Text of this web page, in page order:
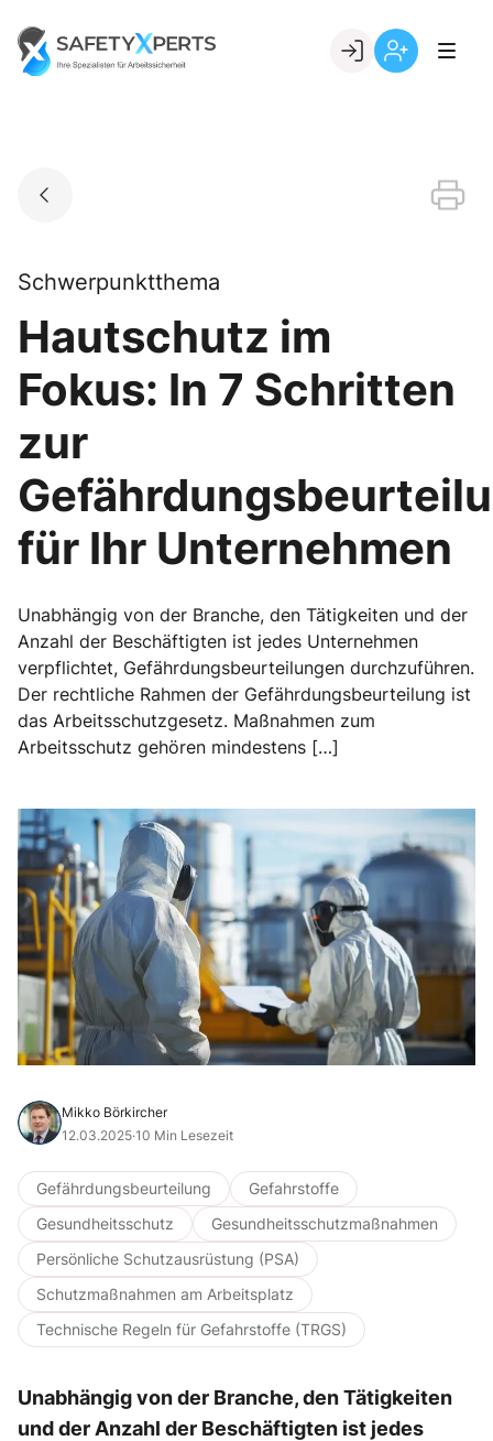
content
Go to landing page.
Schwerpunktthema
Hautschutz im
Fokus: In 7 Schritten
zur
für Ihr Unternehmen
Unabhängig von der Branche, den Tätigkeiten und der
Anzahl der Beschäftigten ist jedes Unternehmen
verpflichtet, Gefährdungsbeurteilungen durchzuführen.
Der rechtliche Rahmen der Gefährdungsbeurteilung ist
das Arbeitsschutzgesetz. Maßnahmen zum
Arbeitsschutz gehören mindestens […]
Mikko Börkircher
12.03.2025·10 Min Lesezeit
Gefährdungsbeurteilung
Gefahrstoffe
Gesundheitsschutz
Gesundheitsschutzmaßnahmen
Persönliche Schutzausrüstung (PSA)
Schutzmaßnahmen am Arbeitsplatz
Technische Regeln für Gefahrstoffe (TRGS)
Unabhängig von der Branche, den Tätigkeiten
und der Anzahl der Beschäftigten ist jedes